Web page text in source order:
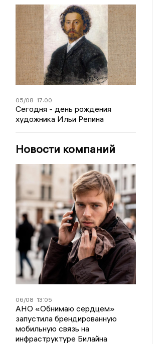
05/08 17:00
Сегодня - день рождения
художника Ильи Репина
Новости компаний
06/08 13:05
АНО «Обнимаю сердцем»
запустила брендированную
мобильную связь на
инфраструктуре Билайна